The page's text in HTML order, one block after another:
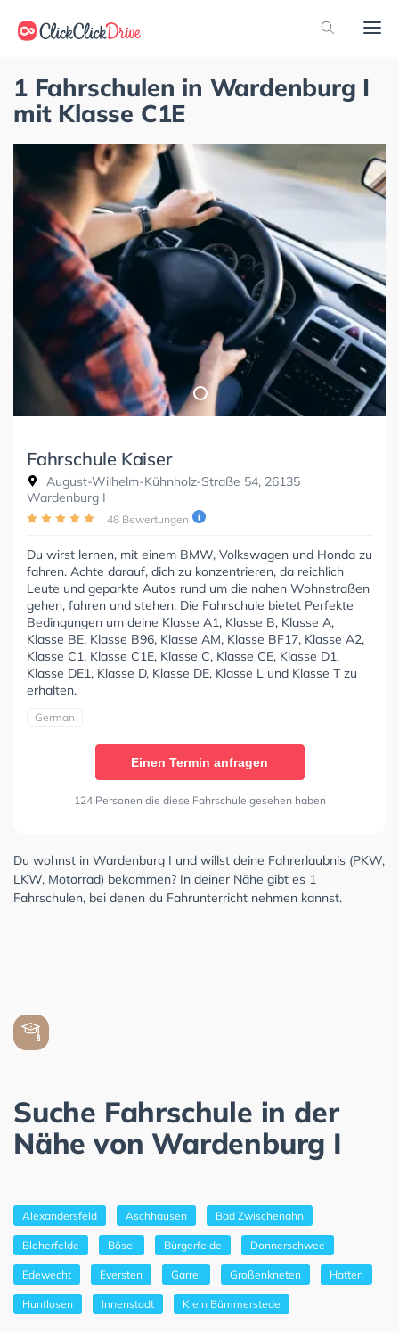
1 Fahrschulen in Wardenburg I
mit Klasse C1E
Fahrschule Kaiser
August-Wilhelm-Kühnholz-Straße 54, 26135
Wardenburg I
48 Bewertungen
Du wirst lernen, mit einem BMW, Volkswagen und Honda zu
fahren. Achte darauf, dich zu konzentrieren, da reichlich
Leute und geparkte Autos rund um die nahen Wohnstraßen
gehen, fahren und stehen. Die Fahrschule bietet Perfekte
Bedingungen um deine Klasse A1, Klasse B, Klasse A,
Klasse BE, Klasse B96, Klasse AM, Klasse BF17, Klasse A2,
Klasse C1, Klasse C1E, Klasse C, Klasse CE, Klasse D1,
Klasse DE1, Klasse D, Klasse DE, Klasse L und Klasse T zu
erhalten.
German
Einen Termin anfragen
124 Personen die diese Fahrschule gesehen haben
Du wohnst in Wardenburg I und willst deine Fahrerlaubnis (PKW,
LKW, Motorrad) bekommen? In deiner Nähe gibt es 1
Fahrschulen, bei denen du Fahrunterricht nehmen kannst.
Suche Fahrschule in der
Nähe von Wardenburg I
Alexandersfeld Aschhausen Bad Zwischenahn
Bloherfelde Bösel Bürgerfelde Donnerschwee
Edewecht Eversten Garrel Großenkneten Hatten
Huntlosen Innenstadt Klein Bümmerstede